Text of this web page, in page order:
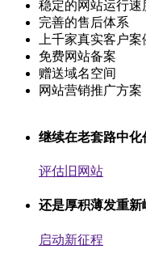
稳定的网站运行速
完善的售后体系
上千家真实客户案
免费网站备案
赠送域名空间
网站营销推广方案
继续在老套路中化
评估旧网站
还是厚积薄发重新
启动新征程